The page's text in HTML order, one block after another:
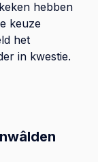
hebben
keuze
het
in kwestie.